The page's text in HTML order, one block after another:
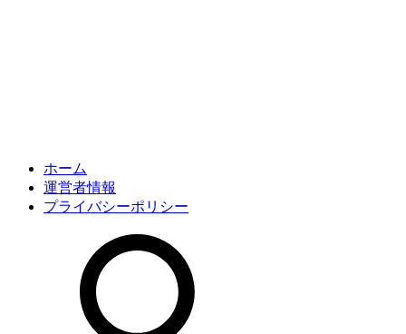
ホーム
運営者情報
プライバシーポリシー